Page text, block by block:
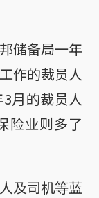
储备局一年
作的裁员人
月的裁员人
险业则多了
及司机等蓝